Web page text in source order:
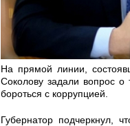
На прямой линии,
Соколову задали вопрос о
бороться с коррупцией.
Губернатор подчеркнул,